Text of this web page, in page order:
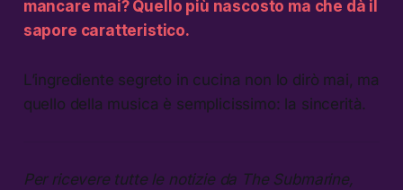
mancare mai? Quello più nascosto ma che dà il
sapore caratteristico.
L’ingrediente segreto in cucina non lo dirò mai, ma
quello della musica è semplicissimo: la sincerità.
Per ricevere tutte le notizie da The Submarine,